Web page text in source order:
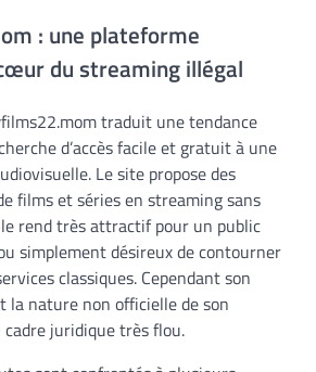
: une plateforme
du streaming illégal
traduit une tendance
d’accès facile et gratuit à une
Le site propose des
films et séries en streaming sans
rend très attractif pour un public
simplement désireux de contourner
classiques. Cependant son
la nature non officielle de son
juridique très flou.